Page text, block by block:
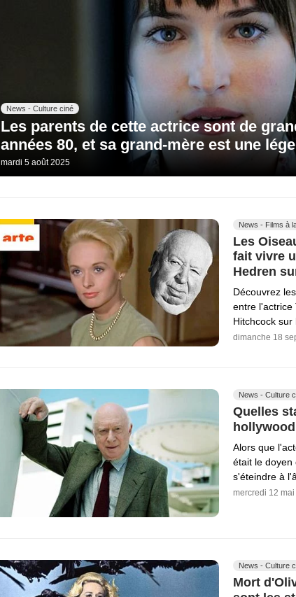
News - Culture ciné
Les parents de cette actrice sont de
années 80, et sa grand-mère est une
mardi 5 août 2025
News - Films à
Les
fait vivre
Hedren
Découvrez
entre l'actrice
Hitchcock sur
dimanche 18
News - Culture
Quelles
Alors que
était le doyen
s'éteindre à
mercredi 12
News - Culture
Mort